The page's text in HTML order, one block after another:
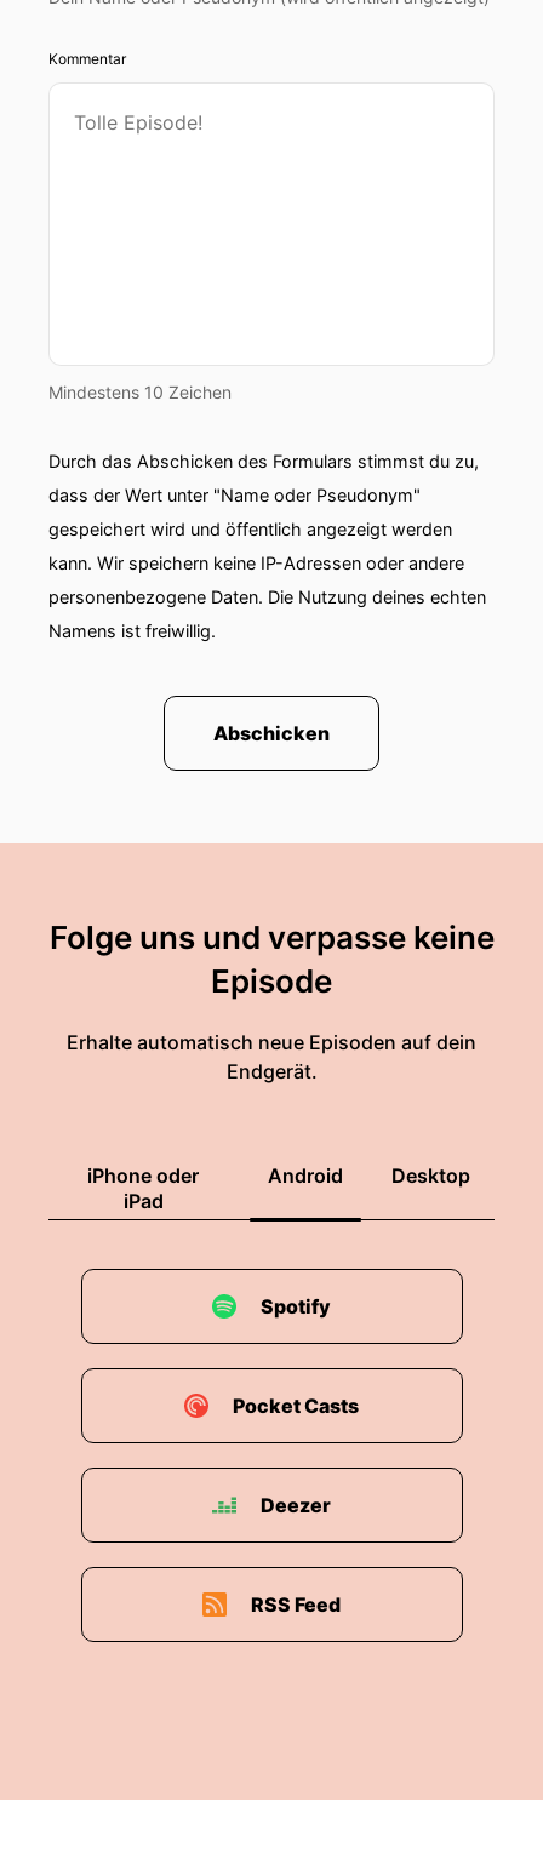
Kommentar
Mindestens 10 Zeichen
Durch das Abschicken des Formulars stimmst du zu,
dass der Wert unter "Name oder Pseudonym"
gespeichert wird und öffentlich angezeigt werden
kann. Wir speichern keine IP-Adressen oder andere
personenbezogene Daten. Die Nutzung deines echten
Namens ist freiwillig.
Abschicken
Folge uns und verpasse keine
Episode
Erhalte automatisch neue Episoden auf dein
Endgerät.
iPhone oder
iPad
Android Desktop
Spotify
Pocket Casts
Deezer
RSS Feed